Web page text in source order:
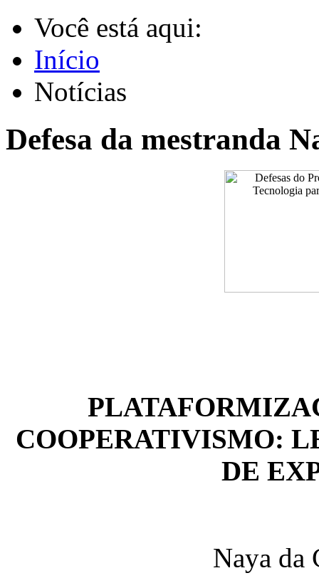
Você está aqui:
Início
Notícias
Defesa da mestranda
COOPERATIVISMO:
DE
Naya da